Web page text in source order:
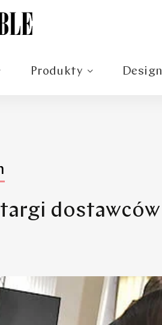
Produkty Design
targi dostawców